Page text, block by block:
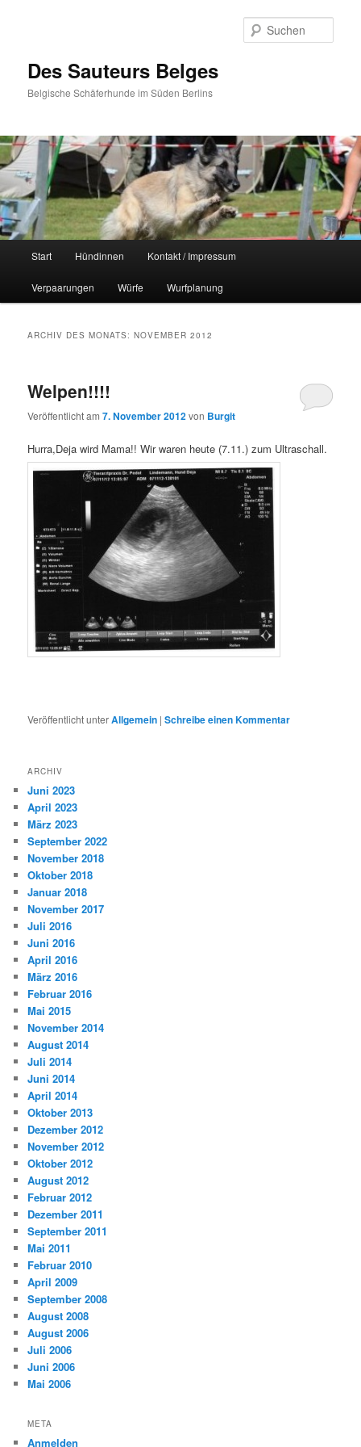
Des Sauteurs Belges
Belgische Schäferhunde im Süden Berlins
Start Hündinnen Kontakt / Impressum
Verpaarungen Würfe Wurfplanung
ARCHIV DES MONATS:NOVEMBER 2012
Welpen!!!!
Veröffentlicht am7. November 2012von Burgit
Hurra,Deja wird Mama!! Wir waren heute (7.11.) zum Ultraschall.
Veröffentlicht unterAllgemein |Schreibe einen Kommentar
ARCHIV
Juni 2023
April 2023
März 2023
September 2022
November 2018
Oktober 2018
Januar 2018
November 2017
Juli 2016
Juni 2016
April 2016
März 2016
Februar 2016
Mai 2015
November 2014
August 2014
Juli 2014
Juni 2014
April 2014
Oktober 2013
Dezember 2012
November 2012
Oktober 2012
August 2012
Februar 2012
Dezember 2011
September 2011
Mai 2011
Februar 2010
April 2009
September 2008
August 2008
August 2006
Juli 2006
Juni 2006
Mai 2006
META
Anmelden